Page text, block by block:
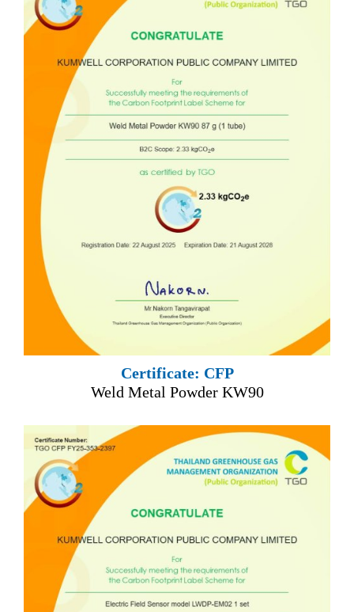
Certificate: CFP
Weld Metal Powder KW90